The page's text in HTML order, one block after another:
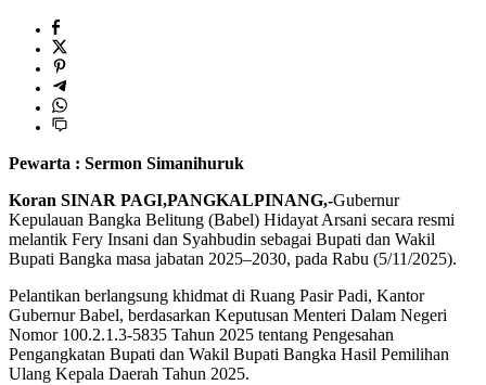
Pewarta : Sermon Simanihuruk
Koran SINAR PAGI,PANGKALPINANG,-Gubernur
Kepulauan Bangka Belitung (Babel) Hidayat Arsani secara resmi
melantik Fery Insani dan Syahbudin sebagai Bupati dan Wakil
Bupati Bangka masa jabatan 2025–2030, pada Rabu (5/11/2025).
Pelantikan berlangsung khidmat di Ruang Pasir Padi, Kantor
Gubernur Babel, berdasarkan Keputusan Menteri Dalam Negeri
Nomor 100.2.1.3-5835 Tahun 2025 tentang Pengesahan
Pengangkatan Bupati dan Wakil Bupati Bangka Hasil Pemilihan
Ulang Kepala Daerah Tahun 2025.